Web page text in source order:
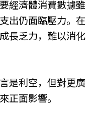
經濟體消費數據雖
出仍面臨壓力。在
長乏力，難以消化
是利空，但對更廣
正面影響。